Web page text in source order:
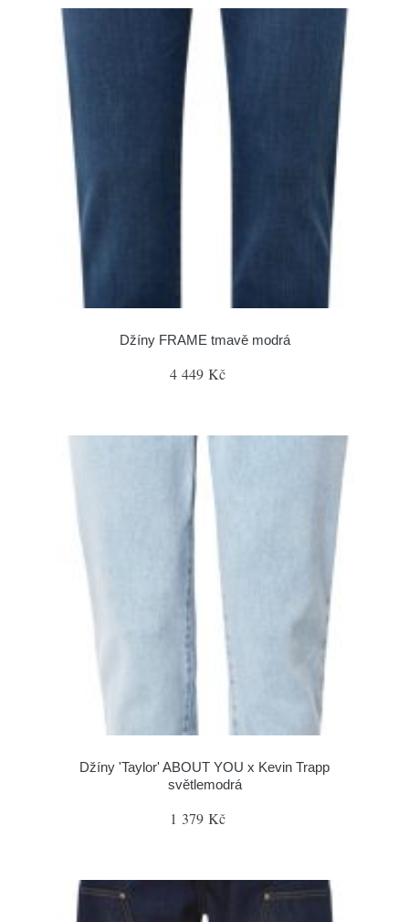
Džíny FRAME tmavě modrá
4 449 Kč
Džíny 'Taylor' ABOUT YOU x Kevin Trapp
světlemodrá
1 379 Kč